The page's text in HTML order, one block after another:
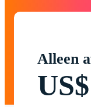
Alleen